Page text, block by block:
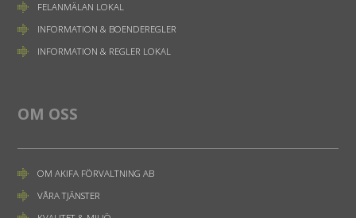
FELANMÄLAN LOKAL
INFORMATION & BOENDEREGLER
INFORMATION & REGLER LOKAL
OM OSS
OM AKIFA FÖRVALTNING AB
VÅRA TJÄNSTER